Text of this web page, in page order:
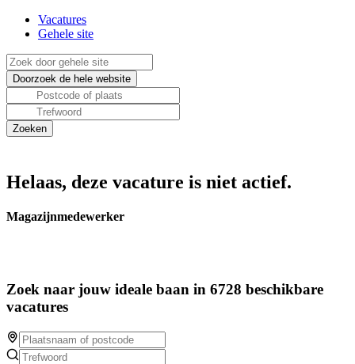
Vacatures
Gehele site
Helaas, deze vacature is niet actief.
Magazijnmedewerker
Zoek naar jouw ideale baan in 6728 beschikbare
vacatures